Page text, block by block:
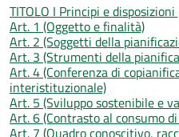
TITOLO I Principi e
Art. 1 (Oggetto e finalità)
Art. 2 (Soggetti della
Art. 3 (Strumenti della
Art. 4 (Conferenza di
interistituzionale)
Art. 5 (Sviluppo sostenibile e
Art. 6 (Contrasto al consumo
Art. 7 (Quadro conoscitivo,